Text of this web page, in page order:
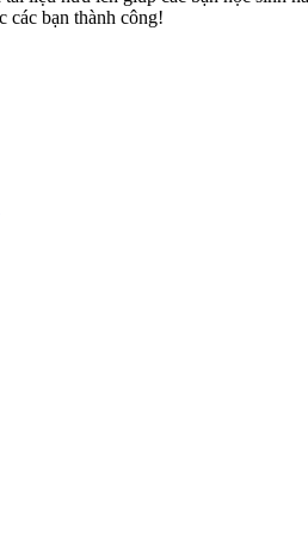
các bạn thành công!